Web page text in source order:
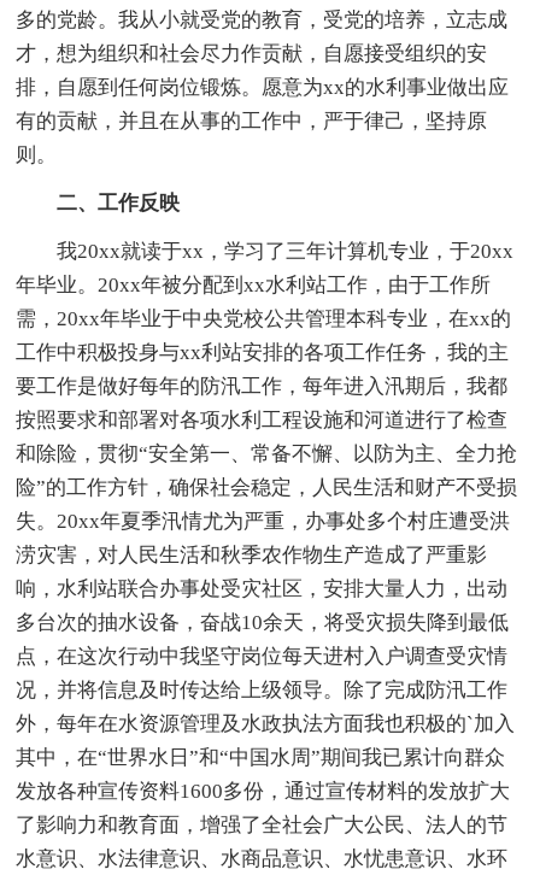
多的党龄。我从小就受党的教育，受党的培养，立志成
才，想为组织和社会尽力作贡献，自愿接受组织的安
排，自愿到任何岗位锻炼。愿意为xx的水利事业做出应
有的贡献，并且在从事的工作中，严于律己，坚持原
则。
二、工作反映
我20xx就读于xx，学习了三年计算机专业，于20xx
年毕业。20xx年被分配到xx水利站工作，由于工作所
需，20xx年毕业于中央党校公共管理本科专业，在xx的
工作中积极投身与xx利站安排的各项工作任务，我的主
要工作是做好每年的防汛工作，每年进入汛期后，我都
按照要求和部署对各项水利工程设施和河道进行了检查
和除险，贯彻“安全第一、常备不懈、以防为主、全力抢
险”的工作方针，确保社会稳定，人民生活和财产不受损
失。20xx年夏季汛情尤为严重，办事处多个村庄遭受洪
涝灾害，对人民生活和秋季农作物生产造成了严重影
响，水利站联合办事处受灾社区，安排大量人力，出动
多台次的抽水设备，奋战10余天，将受灾损失降到最低
点，在这次行动中我坚守岗位每天进村入户调查受灾情
况，并将信息及时传达给上级领导。除了完成防汛工作
外，每年在水资源管理及水政执法方面我也积极的`加入
其中，在“世界水日”和“中国水周”期间我已累计向群众
发放各种宣传资料1600多份，通过宣传材料的发放扩大
了影响力和教育面，增强了全社会广大公民、法人的节
水意识、水法律意识、水商品意识、水忧患意识、水环